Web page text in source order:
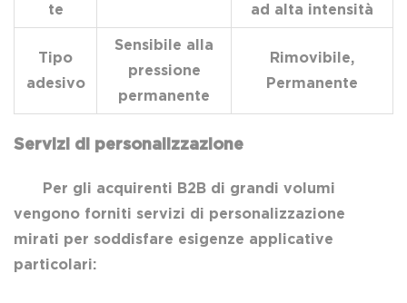
te
ad alta intensità
Tipo
adesivo
Sensibile alla
pressione
permanente
Rimovibile,
Permanente
Servizi di personalizzazione
Per gli acquirenti B2B di grandi volumi
vengono forniti servizi di personalizzazione
mirati per soddisfare esigenze applicative
particolari: